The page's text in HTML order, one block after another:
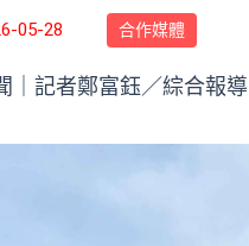
05-28 合作媒體
｜記者鄭富鈺／綜合報導